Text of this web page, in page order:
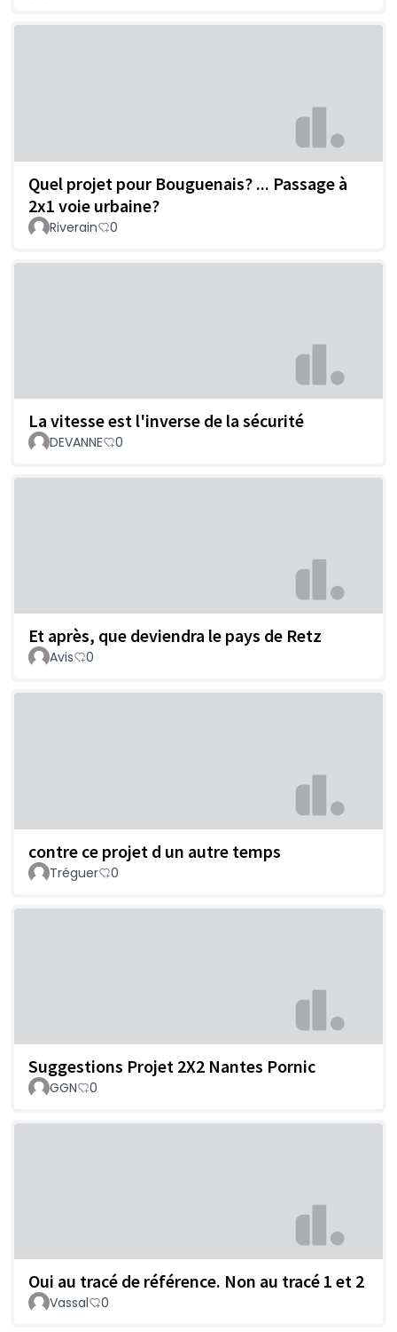
Quel projet pour Bouguenais? ... Passage à
2x1 voie urbaine?
Riverain 0
La vitesse est l'inverse de la sécurité
DEVANNE 0
Et après, que deviendra le pays de Retz
Avis 0
contre ce projet d un autre temps
Tréguer 0
Suggestions Projet 2X2 Nantes Pornic
GGN 0
Oui au tracé de référence. Non au tracé 1 et 2
Vassal 0